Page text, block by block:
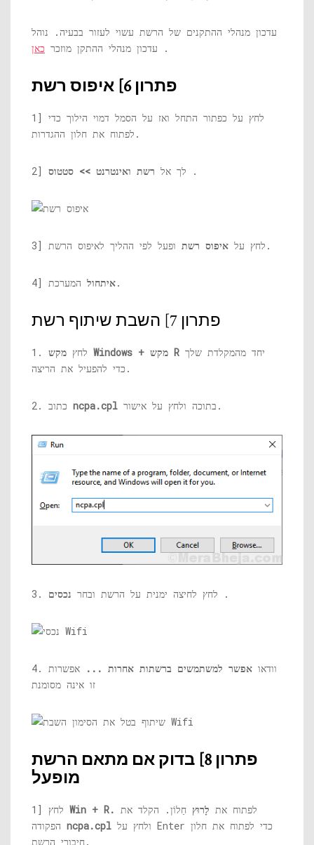
עדכון מנהלי ההתקנים של הרשת עשוי לעזור בבעיה. נוהל
עדכון מנהלי ההתקן מוזכר כאן .
פתרון 6] איפוס רשת
1] לחץ על כפתור התחל ואז על הסמל דמוי הילוך כדי
לפתוח את חלון ההגדרות.
2] לך אל רשת ואינטרנט >> סטטוס .
3] לחץ על איפוס רשת ופעל לפי ההליך לאיפוס הרשת.
4] איתחולהמערכת.
פתרון 7] השבת שיתוף רשת
1. לחץ מקש Windows + מקש R
כדי להפעיל את הריצה.
ncpa.cpl בתוכה ולחץ על אישור.
3. לחץ לחיצה ימנית על הרשת ובחר נכסים .
4. וודאו אפשר למשתמשים ברשתות אחרות ... אפשרות
זו אינה מסומנת
פתרון 8] בדוק אם מתאם הרשת
מופעל
Win + R. לפתוח את לָרוּץ חַלוֹן. הקלד את
ncpa.cpl
חיבורי הרשת.